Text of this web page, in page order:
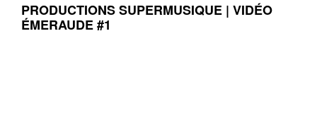
PRODUCTIONS SUPERMUSIQUE | VIDÉO
ÉMERAUDE #1